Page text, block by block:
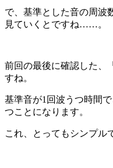
で、基準とした音の周波
見ていくとですね……。
前回の最後に確認した、「
すね。
基準音が1 回波うつ時間で
つことになります。
これ、とってもシンプル